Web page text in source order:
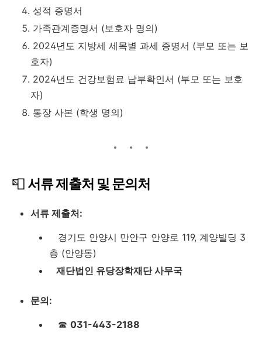
성적 증명서
가족관계증명서 (보호자 명의)
2024년도 지방세 세목별 과세 증명서 (부모 또는 보
호자)
2024년도 건강보험료 납부확인서 (부모 또는 보호
자)
통장 사본 (학생 명의)
📮 서류 제출처 및 문의처
서류 제출처:
경기도 안양시 만안구 안양로 119, 계양빌딩 3
층 (안양동)
재단법인 유당장학재단 사무국
문의:
☎ 031-443-2188